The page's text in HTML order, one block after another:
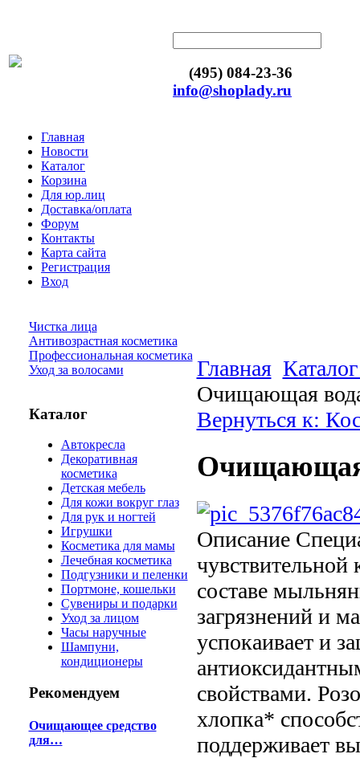
(495) 084-23-36
info@shoplady.ru
Главная
Новости
Каталог
Корзина
Для юр.лиц
Доставка/оплата
Форум
Контакты
Карта сайта
Регистрация
Вход
Чистка лица
Антивозрастная косметика
Профессиональная косметика
Уход за волосами
Каталог
Автокресла
Декоративная
косметика
Детская мебель
Для кожи вокруг глаз
Для рук и ногтей
Игрушки
Косметика для мамы
Лечебная косметика
Подгузники и пеленки
Портмоне, кошельки
Сувениры и подарки
Уход за лицом
Часы наручные
Шампуни,
кондиционеры
Рекомендуем
Очищающее средство
для…
Главная
Очищающая
Вернуться к:
Очищающая
Описание
составе
загрязнений и
успокаивает и
свойствами.
хлопка*
поддерживает